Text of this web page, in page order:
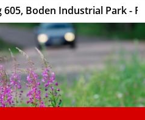
605, Boden Industrial Park -